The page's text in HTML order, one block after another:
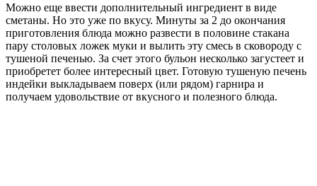
Можно еще ввести дополнительный ингредиент в виде
сметаны. Но это уже по вкусу. Минуты за 2 до окончания
приготовления блюда можно развести в половине стакана
пару столовых ложек муки и вылить эту смесь в сковороду с
тушеной печенью. За счет этого бульон несколько загустеет и
приобретет более интересный цвет. Готовую тушеную печень
индейки выкладываем поверх (или рядом) гарнира и
получаем удовольствие от вкусного и полезного блюда.